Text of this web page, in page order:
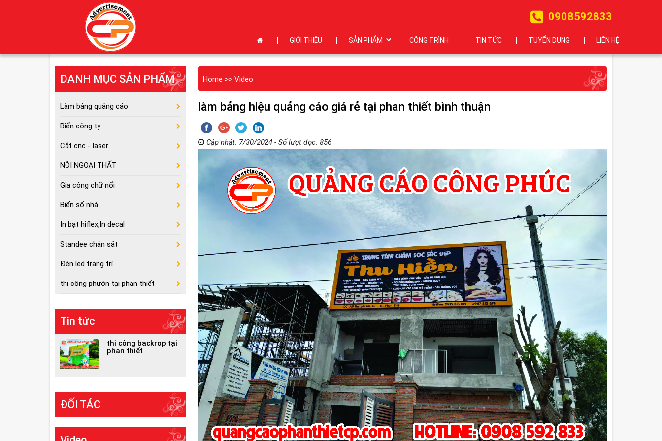
GIỚI THIỆU SẢN PHẨM CÔNG TRÌNH TIN TỨC TUYỂN DỤNG LIÊN HỆ
0908592833
Home >> Video
làm bảng hiệu quảng cáo giá rẻ tại phan thiết bình thuận
Cập nhật: 7/30/2024 - Số lượt đọc: 856
DANH MỤC SẢN PHẨM
Làm bảng quảng cáo
Biển công ty
Cắt cnc - laser
NÔI NGOẠI THẤT
Gia công chữ nổi
Biển số nhà
In bạt hiflex,In decal
Standee chân sắt
Đèn led trang trí
thi công phướn tại phan thiết
Tin tức
thi công backrop tại
phan thiết
ĐỐI TÁC